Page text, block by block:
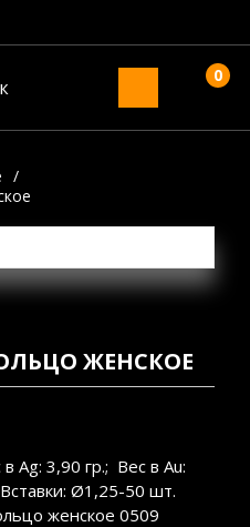
0
/
ЖЕНСКОЕ
Ag: 3,90 гр.; Вес в Au:
Ø1,25-50 шт.
женское 0509